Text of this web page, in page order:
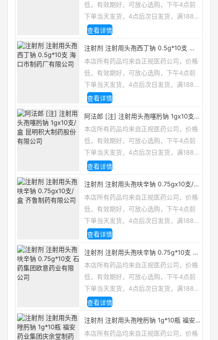
低，有效期好，可放心选购，下午4点前
下单当天发货，4点后次日发货，满188包
邮，咨询电话/微信：13335162133
查看详情
注射剂 注射用头孢西丁钠 0.5g*10支 海
口市制药厂有限公司
本店所有药品均来自正规医药公司，价格
低，有效期好，可放心选购，下午4点前
下单当天发货，4点后次日发货，满188包
邮，咨询电话/微信：13335162133
查看详情
阿法郎 [注] 注射用头孢噻肟钠 1gx10支/
盒 昆明积大制药股份有限公司
本店所有药品均来自正规医药公司，价格
低，有效期好，可放心选购，下午4点前
下单当天发货，4点后次日发货，满188包
邮，咨询电话/微信：13335162133
查看详情
注射剂 注射用头孢呋辛钠 0.75gx10支/盒
齐鲁制药有限公司
本店所有药品均来自正规医药公司，价格
低，有效期好，可放心选购，下午4点前
下单当天发货，4点后次日发货，满188包
邮，咨询电话/微信：13335162133
查看详情
注射剂 注射用头孢呋辛钠 0.75g*10支 石
药集团欧意药业有限公司
本店所有药品均来自正规医药公司，价格
低，有效期好，可放心选购，下午4点前
下单当天发货，4点后次日发货，满188包
邮，咨询电话/微信：13335162133
查看详情
注射剂 注射用头孢唑肟钠 1g*10瓶 福安
药业集团庆余堂制药有限公司
本店所有药品均来自正规医药公司，价格